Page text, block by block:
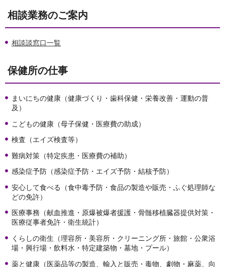
相談業務のご案内
相談談窓口一覧
保健所の仕事
まいにちの健康（健康づくり・歯科保健・栄養改善・運動の普
及）
こどもの健康（母子保健・医療費の助成）
検査（エイズ検査等）
難病対策（特定疾患・医療費の補助）
感染症予防（感染症予防・エイズ予防・結核予防）
安心して食べる（食中毒予防・食品の製造や販売・ふぐ処理師な
どの免許）
医療事務（献血推進・原爆被爆者援護・骨髄移植臓器提供対策・
医療従事者免許・衛生統計）
くらしの衛生（理容所・美容所・クリーニング所・旅館・公衆浴
場・興行場・飲料水・特定建築物・墓地・プール）
薬と健康（医薬品等の製造、輸入と販売・毒物、劇物・麻薬、向